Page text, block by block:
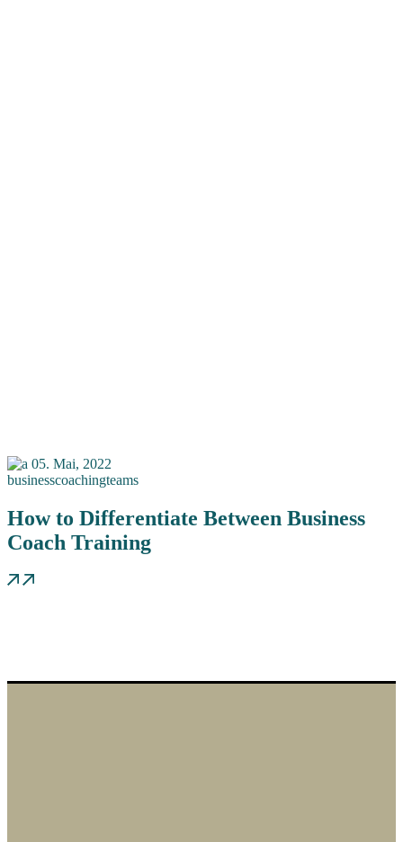
05. Mai, 2022
businesscoachingteams
How to Differentiate Between Business
Coach Training